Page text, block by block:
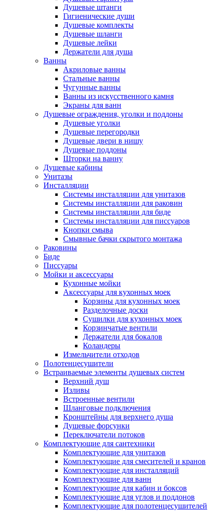
Душевые штанги
Гигиенические души
Душевые комплекты
Душевые шланги
Душевые лейки
Держатели для душа
Ванны
Акриловые ванны
Стальные ванны
Чугунные ванны
Ванны из искусственного камня
Экраны для ванн
Душевые ограждения, уголки и поддоны
Душевые уголки
Душевые перегородки
Душевые двери в нишу
Душевые поддоны
Шторки на ванну
Душевые кабины
Унитазы
Инсталляции
Системы инсталляции для унитазов
Системы инсталляции для раковин
Системы инсталляции для биде
Системы инсталляции для писсуаров
Кнопки смыва
Смывные бачки скрытого монтажа
Раковины
Биде
Писсуары
Мойки и аксессуары
Кухонные мойки
Аксессуары для кухонных моек
Корзины для кухонных моек
Разделочные доски
Сушилки для кухонных моек
Корзинчатые вентили
Держатели для бокалов
Коландеры
Измельчители отходов
Полотенцесушители
Встраиваемые элементы душевых систем
Верхний душ
Изливы
Встроенные вентили
Шланговые подключения
Кронштейны для верхнего душа
Душевые форсунки
Переключатели потоков
Комплектующие для сантехники
Комплектующие для унитазов
Комплектующие для смесителей и кранов
Комплектующие для инсталляций
Комплектующие для ванн
Комплектующие для кабин и боксов
Комплектующие для углов и поддонов
Комплектующие для полотенцесушителей